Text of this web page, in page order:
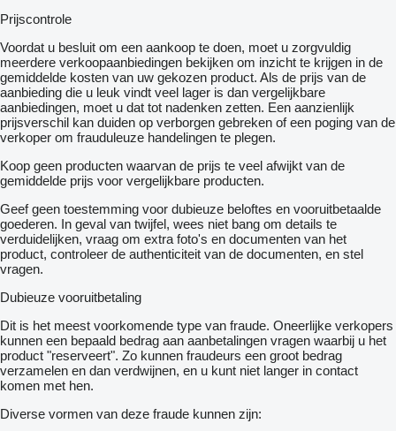
Prijscontrole
Voordat u besluit om een ​​aankoop te doen, moet u zorgvuldig
meerdere verkoopaanbiedingen bekijken om inzicht te krijgen in de
gemiddelde kosten van uw gekozen product. Als de prijs van de
aanbieding die u leuk vindt veel lager is dan vergelijkbare
aanbiedingen, moet u dat tot nadenken zetten. Een aanzienlijk
prijsverschil kan duiden op verborgen gebreken of een poging van de
verkoper om frauduleuze handelingen te plegen.
Koop geen producten waarvan de prijs te veel afwijkt van de
gemiddelde prijs voor vergelijkbare producten.
Geef geen toestemming voor dubieuze beloftes en vooruitbetaalde
goederen. In geval van twijfel, wees niet bang om details te
verduidelijken, vraag om extra foto's en documenten van het
product, controleer de authenticiteit van de documenten, en stel
vragen.
Dubieuze vooruitbetaling
Dit is het meest voorkomende type van fraude. Oneerlijke verkopers
kunnen een bepaald bedrag aan aanbetalingen vragen waarbij u het
product "reserveert". Zo kunnen fraudeurs een groot bedrag
verzamelen en dan verdwijnen, en u kunt niet langer in contact
komen met hen.
Diverse vormen van deze fraude kunnen zijn: